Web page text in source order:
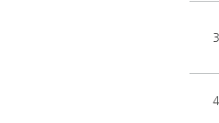
3
4